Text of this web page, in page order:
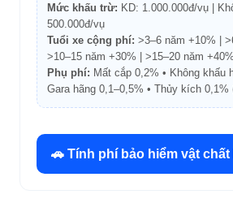
Mức khấu trừ: KD: 1.000.000đ/vụ |
500.000đ/vụ
Tuổi xe cộng phí: >3–6 năm +10% |
>10–15 năm +30% | >15–20 năm
Phụ phí: Mất cắp 0,2% • Không khấu
Gara hãng 0,1–0,5% • Thủy kích
🚗 Tính phí bảo hiểm vật chất